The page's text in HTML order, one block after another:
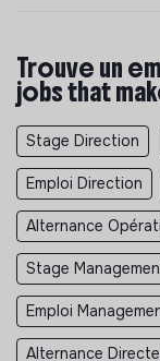
Trouve un
jobs that
Stage Direction
Emploi Direction
Alternance
Stage
Emploi
Alternance